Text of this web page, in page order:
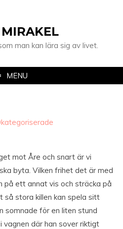
man kan lära sig av livet.
MENU
mot Åre och snart är vi
byta. Vilken frihet det är med
på ett annat vis och sträcka på
så stora killen kan spela sitt
somnade för en liten stund
vagnen där han sover riktigt